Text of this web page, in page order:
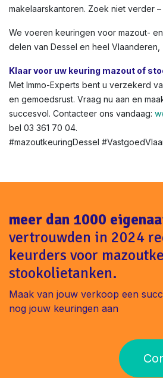
makelaarskantoren. Zoek niet verder
We voeren keuringen voor mazout-
delen van Dessel en heel Vlaanderen,
Klaar voor uw keuring mazout of
Met Immo-Experts bent u verzekerd
en gemoedsrust. Vraag nu aan en
succesvol. Contacteer ons vandaag:
bel 03 361 70 04.
#mazoutkeuringDessel
meer dan 1000
vertrouwden in 2024
keurders voor
stookolietanken.
Maak van jouw verkoop een
nog jouw keuringen aan